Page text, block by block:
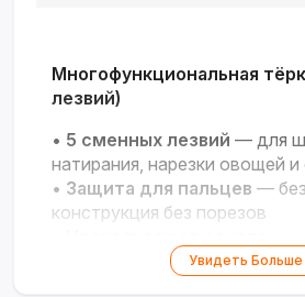
Многофункциональная
лезвий)
• 5 сменных лезвий — для
натирания, нарезки овощей и
• Защита для пальцев —
конструкция без порезов
на столе во время работы
Увидеть Больше